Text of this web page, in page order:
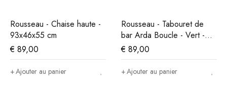
Rousseau - Chaise haute -
93x46x55 cm
€ 89,00
Ajouter au panier
Rousseau - Tabouret de
bar Arda Boucle - Vert -
86x49x46 cm
€ 89,00
Ajouter au panier